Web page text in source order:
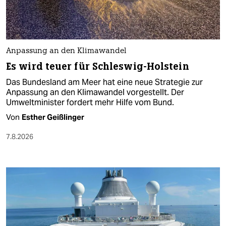
Anpassung an den Klimawandel
Es wird teuer für Schleswig-Holstein
Das Bundesland am Meer hat eine neue Strategie zur
Anpassung an den Klimawandel vorgestellt. Der
Umweltminister fordert mehr Hilfe vom Bund.
Von Esther Geißlinger
7.8.2026